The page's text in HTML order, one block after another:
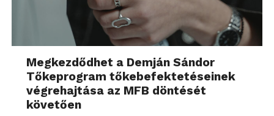
Megkezdődhet a Demján Sándor
Tőkeprogram tőkebefektetéseinek
végrehajtása az MFB döntését
követően